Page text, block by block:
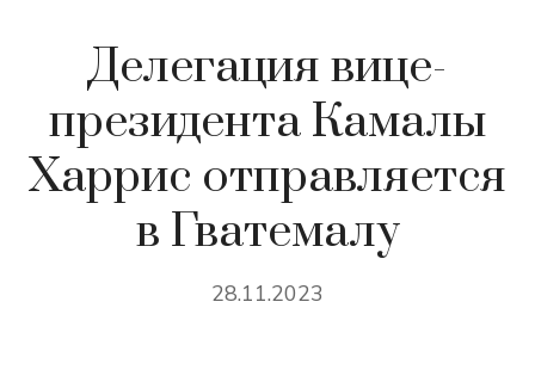
Делегация вице-
президента Камалы
Харрис отправляется
в Гватемалу
28.11.2023